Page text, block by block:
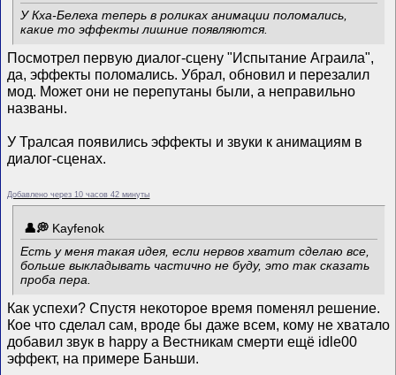
У Кха-Белеха теперь в роликах анимации поломались,
какие то эффекты лишние появляются.
Посмотрел первую диалог-сцену "Испытание Аграила",
да, эффекты поломались. Убрал, обновил и перезалил
мод. Может они не перепутаны были, а неправильно
названы.
У Тралсая появились эффекты и звуки к анимациям в
диалог-сценах.
Добавлено через 10 часов 42 минуты
Kayfenok
Есть у меня такая идея, если нервов хватит сделаю все,
больше выкладывать частично не буду, это так сказать
проба пера.
Как успехи? Спустя некоторое время поменял решение.
Кое что сделал сам, вроде бы даже всем, кому не хватало
добавил звук в happy а Вестникам смерти ещё idle00
эффект, на примере Баньши.